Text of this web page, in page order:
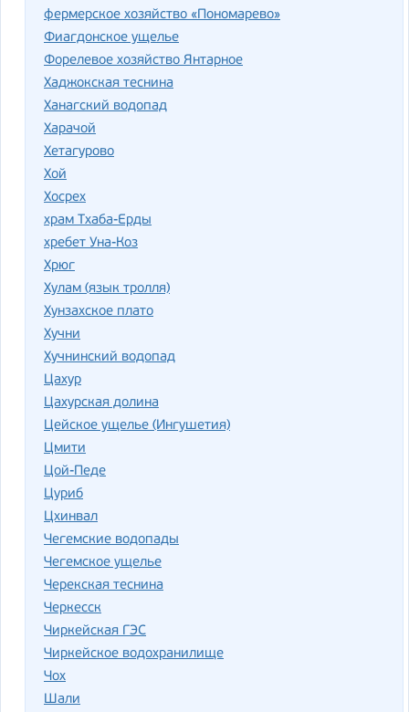
фермерское хозяйство «Пономарево»
Фиагдонское ущелье
Форелевое хозяйство Янтарное
Хаджокская теснина
Ханагский водопад
Харачой
Хетагурово
Хой
Хосрех
храм Тхаба-Ерды
хребет Уна-Коз
Хрюг
Хулам (язык тролля)
Хунзахское плато
Хучни
Хучнинский водопад
Цахур
Цахурская долина
Цейское ущелье (Ингушетия)
Цмити
Цой-Педе
Цуриб
Цхинвал
Чегемские водопады
Чегемское ущелье
Черекская теснина
Черкесск
Чиркейская ГЭС
Чиркейское водохранилище
Чох
Шали